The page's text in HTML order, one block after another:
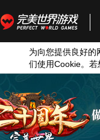
为向您提供良好的
们使用Cookie。